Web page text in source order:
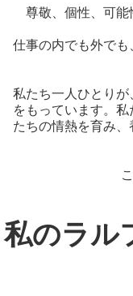
尊敬、個性、可能
仕事の内でも外で
私たち一人ひとり
をもっています。
たちの情熱を育み
私のラル